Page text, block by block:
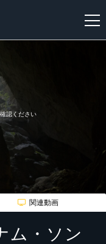
認ください
関連動画
ム・ソン